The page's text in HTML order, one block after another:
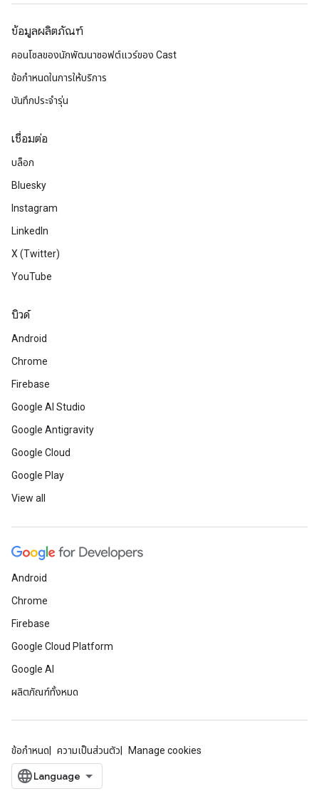
ข้อมูลผลิตภัณฑ์
คอนโซลของนักพัฒนาซอฟต์แวร์ของ Cast
ข้อกำหนดในการให้บริการ
บันทึกประจำรุ่น
เชื่อมต่อ
บล็อก
Bluesky
Instagram
LinkedIn
X (Twitter)
YouTube
บิวด์
Android
Chrome
Firebase
Google AI Studio
Google Antigravity
Google Cloud
Google Play
View all
Android
Chrome
Firebase
Google Cloud Platform
Google AI
ผลิตภัณฑ์ทั้งหมด
ข้อกำหนด ความเป็นส่วนตัว Manage cookies